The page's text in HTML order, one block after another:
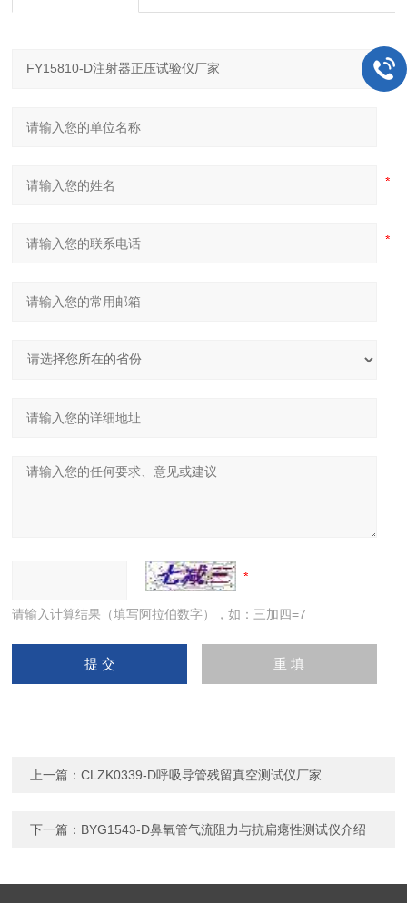
请输入计算结果（填写阿拉伯数字），如：三加四=7
上一篇：CLZK0339-D呼吸导管残留真空测试仪厂家
下一篇： BYG1543-D鼻氧管气流阻力与抗扁瘪性测试仪介绍